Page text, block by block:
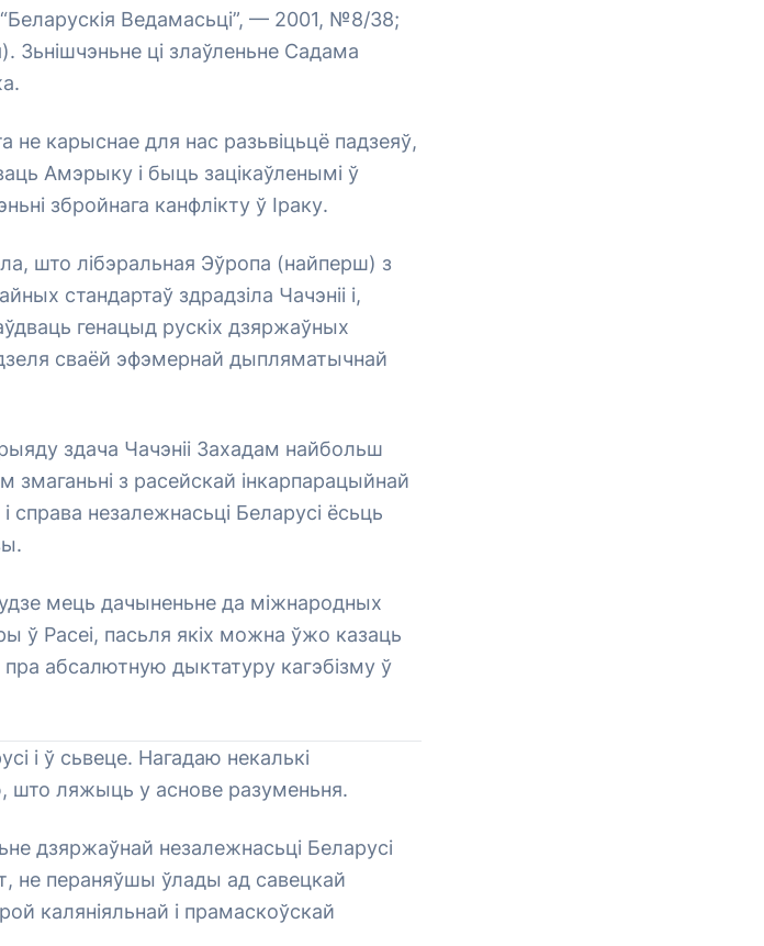
Ведамасьці”, — 2001, №8/38;
Зьнішчэньне ці злаўленьне Садама
карыснае для нас разьвіцьцё падзеяў,
Амэрыку і быць зацікаўленымі ў
збройнага канфлікту ў Іраку.
што лібэральная Эўропа (найперш) з
стандартаў здрадзіла Чачэніі і,
генацыд рускіх дзяржаўных
сваёй эфэмернай дыпляматычнай
здача Чачэніі Захадам найбольш
змаганьні з расейскай інкарпарацыйнай
справа незалежнасьці Беларусі ёсьць
мець дачыненьне да міжнародных
ў Расеі, пасьля якіх можна ўжо казаць
пра абсалютную дыктатуру кагэбізму ў
і ў сьвеце. Нагадаю некалькі
што ляжыць у аснове разуменьня.
дзяржаўнай незалежнасьці Беларусі
не пераняўшы ўлады ад савецкай
каляніяльнай і прамаскоўскай